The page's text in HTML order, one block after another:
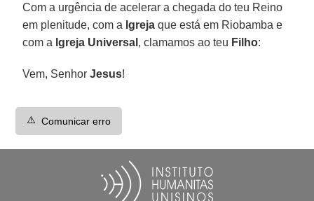
Com a urgência de acelerar a chegada do teu Reino
em plenitude, com a Igreja que está em Riobamba e
com a Igreja Universal , clamamos ao teu Filho:
Vem, SenhorJesus!
⚠️ Comunicar erro